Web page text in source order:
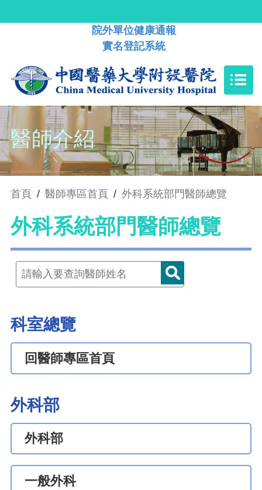
院外單位健康通報
實名登記系統
醫師介紹
首頁 / 醫師專區首頁 / 外科系統部門醫師總覽
外科系統部門醫師總覽
科室總覽
回醫師專區首頁
外科部
外科部
一般外科